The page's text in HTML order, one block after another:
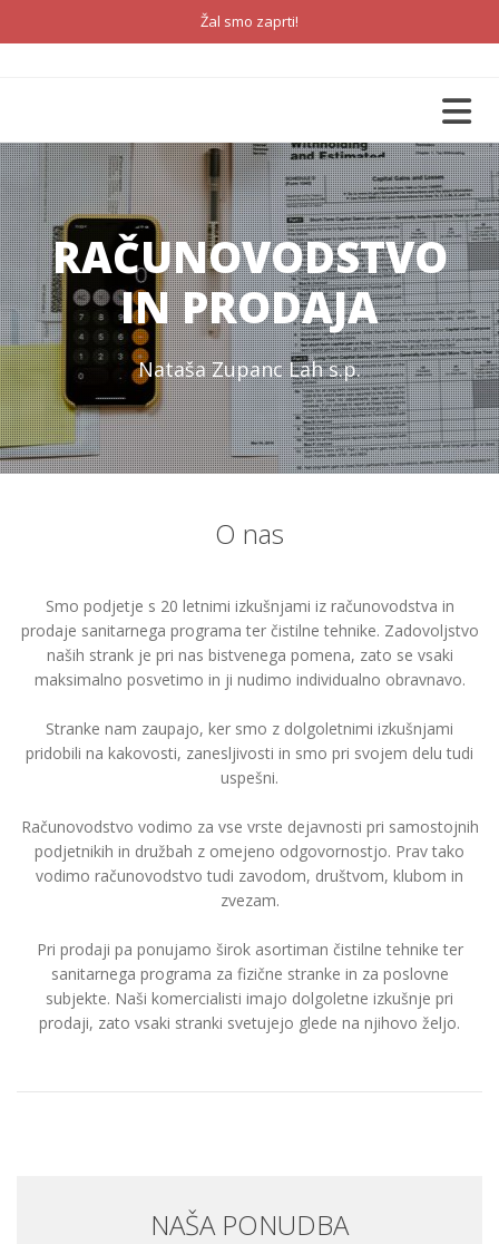
Žal smo zaprti!
RAČUNOVODSTVO
IN PRODAJA
Nataša Zupanc Lah s.p.
O nas
Smo podjetje s 20 letnimi izkušnjami iz računovodstva in
prodaje sanitarnega programa ter čistilne tehnike. Zadovoljstvo
naših strank je pri nas bistvenega pomena, zato se vsaki
maksimalno posvetimo in ji nudimo individualno obravnavo.
Stranke nam zaupajo, ker smo z dolgoletnimi izkušnjami
pridobili na kakovosti, zanesljivosti in smo pri svojem delu tudi
uspešni.
Računovodstvo vodimo za vse vrste dejavnosti pri samostojnih
podjetnikih in družbah z omejeno odgovornostjo. Prav tako
vodimo računovodstvo tudi zavodom, društvom, klubom in
zvezam.
Pri prodaji pa ponujamo širok asortiman čistilne tehnike ter
sanitarnega programa za fizične stranke in za poslovne
subjekte. Naši komercialisti imajo dolgoletne izkušnje pri
prodaji, zato vsaki stranki svetujejo glede na njihovo željo.
NAŠA PONUDBA